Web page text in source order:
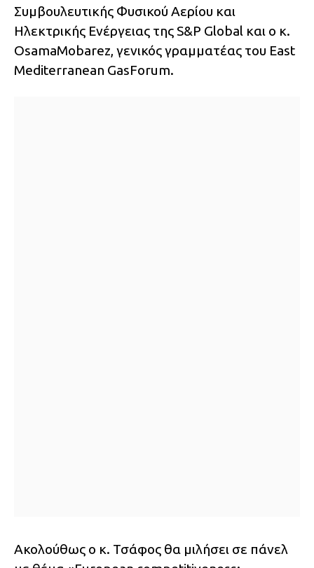
Συμβουλευτικής Φυσικού Αερίου και
Ηλεκτρικής Ενέργειας της S&P Global και ο κ.
OsamaMobarez, γενικός γραμματέας του East
Mediterranean GasForum.
Ακολούθως ο κ. Τσάφος θα μιλήσει σε πάνελ